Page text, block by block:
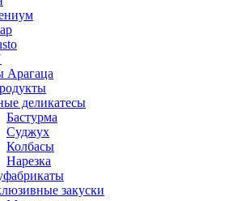
Арагаца
деликатесы
Бастурма
Суджух
Колбасы
Нарезка
закуски